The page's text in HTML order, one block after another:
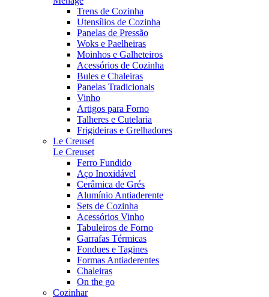
Trens de Cozinha
Utensílios de Cozinha
Panelas de Pressão
Woks e Paelheiras
Moinhos e Galheteiros
Acessórios de Cozinha
Bules e Chaleiras
Panelas Tradicionais
Vinho
Artigos para Forno
Talheres e Cutelaria
Frigideiras e Grelhadores
Le Creuset
Le Creuset
Ferro Fundido
Aço Inoxidável
Cerâmica de Grés
Alumínio Antiaderente
Sets de Cozinha
Acessórios Vinho
Tabuleiros de Forno
Garrafas Térmicas
Fondues e Tagines
Formas Antiaderentes
Chaleiras
On the go
Cozinhar